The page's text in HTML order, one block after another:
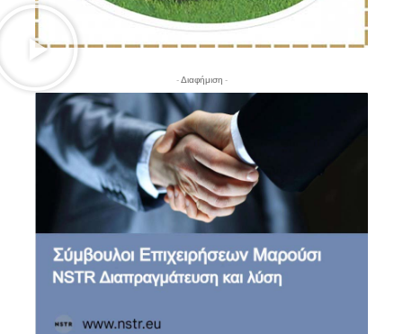
- Διαφήμιση -